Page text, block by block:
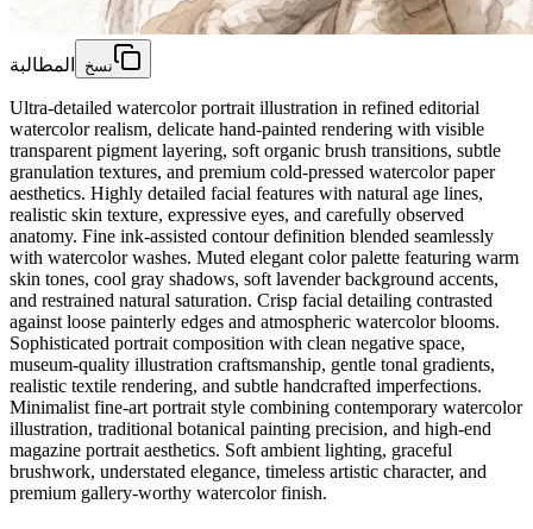
المطالبة نسخ
Ultra-detailed watercolor portrait illustration in refined editorial
watercolor realism, delicate hand-painted rendering with visible
transparent pigment layering, soft organic brush transitions, subtle
granulation textures, and premium cold-pressed watercolor paper
aesthetics. Highly detailed facial features with natural age lines,
realistic skin texture, expressive eyes, and carefully observed
anatomy. Fine ink-assisted contour definition blended seamlessly
with watercolor washes. Muted elegant color palette featuring warm
skin tones, cool gray shadows, soft lavender background accents,
and restrained natural saturation. Crisp facial detailing contrasted
against loose painterly edges and atmospheric watercolor blooms.
Sophisticated portrait composition with clean negative space,
museum-quality illustration craftsmanship, gentle tonal gradients,
realistic textile rendering, and subtle handcrafted imperfections.
Minimalist fine-art portrait style combining contemporary watercolor
illustration, traditional botanical painting precision, and high-end
magazine portrait aesthetics. Soft ambient lighting, graceful
brushwork, understated elegance, timeless artistic character, and
premium gallery-worthy watercolor finish.